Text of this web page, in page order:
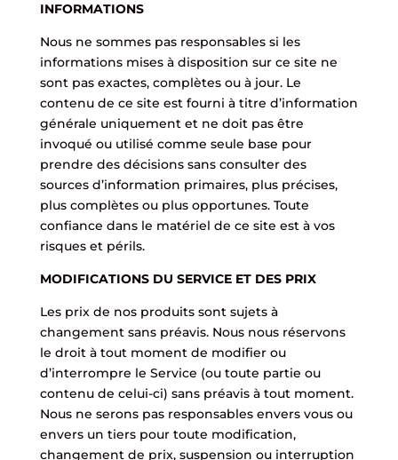
INFORMATIONS
Nous ne sommes pas responsables si les
informations mises à disposition sur ce site ne
sont pas exactes, complètes ou à jour. Le
contenu de ce site est fourni à titre d’information
générale uniquement et ne doit pas être
invoqué ou utilisé comme seule base pour
prendre des décisions sans consulter des
sources d’information primaires, plus précises,
plus complètes ou plus opportunes. Toute
confiance dans le matériel de ce site est à vos
risques et périls.
MODIFICATIONS DU SERVICE ET DES PRIX
Les prix de nos produits sont sujets à
changement sans préavis. Nous nous réservons
le droit à tout moment de modifier ou
d’interrompre le Service (ou toute partie ou
contenu de celui-ci) sans préavis à tout moment.
Nous ne serons pas responsables envers vous ou
envers un tiers pour toute modification,
changement de prix, suspension ou interruption